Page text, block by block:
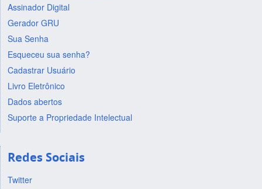
Assinador Digital
Gerador GRU
Sua Senha
Esqueceu sua senha?
Cadastrar Usuário
Livro Eletrônico
Dados abertos
Suporte a Propriedade Intelectual
Redes Sociais
Twitter